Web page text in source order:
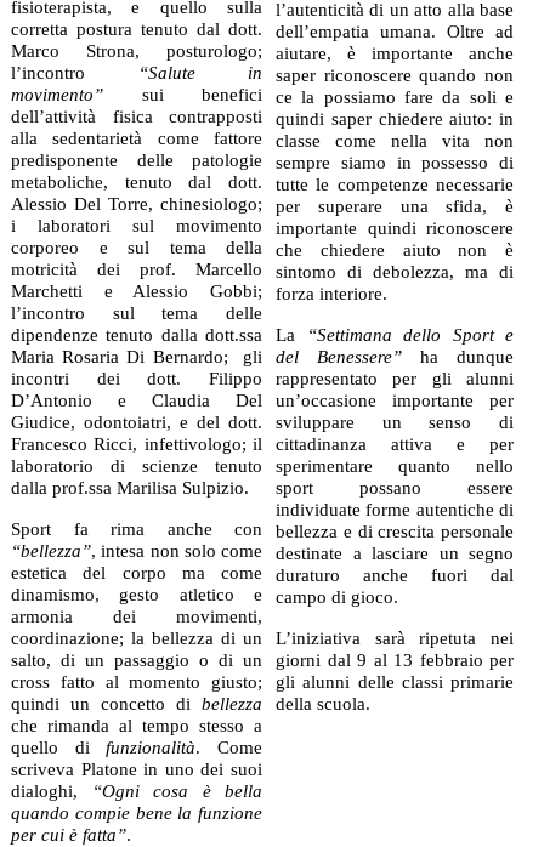
fisioterapista, e quello sulla
corretta postura tenuto dal dott.
Marco Strona, posturologo;
l’incontro
“Salute in
movimento” sui benefici
dell’attività fisica contrapposti
alla sedentarietà come fattore
predisponente delle patologie
metaboliche, tenuto dal dott.
Alessio Del Torre, chinesiologo;
i laboratori sul movimento
corporeo e sul tema della
motricità dei prof. Marcello
Marchetti e Alessio Gobbi;
l’incontro sul tema delle
dipendenze tenuto dalla dott.ssa
Maria Rosaria Di Bernardo;
gli
incontri dei dott. Filippo
D’Antonio e Claudia Del
Giudice, odontoiatri, e del dott.
Francesco Ricci, infettivologo; il
laboratorio di scienze tenuto
dalla prof.ssa Marilisa Sulpizio.
Sport fa rima anche con
“bellezza”, intesa non solo come
estetica del corpo ma come
dinamismo, gesto atletico e
armonia dei movimenti,
coordinazione; la bellezza di un
salto, di un passaggio o di un
cross fatto al momento giusto;
quindi un concetto di bellezza
che rimanda al tempo stesso a
quello difunzionalità. Come
scriveva Platone in uno dei suoi
dialoghi,
“Ogni cosa è bella
quando compie bene la funzione
per cui è fatta”.
l’autenticità di un atto alla base
dell’empatia umana. Oltre ad
aiutare, è importante anche
saper riconoscere quando non
ce la possiamo fare da soli e
quindi saper chiedere aiuto: in
classe come nella vita non
sempre siamo in possesso di
tutte le competenze necessarie
per superare una sfida, è
importante quindi riconoscere
che chiedere aiuto non è
sintomo di debolezza, ma di
forza interiore.
La
“Settimana dello Sport e
del Benessere” ha dunque
rappresentato per gli alunni
un’occasione importante per
sviluppare un senso di
cittadinanza attiva e per
sperimentare quanto nello
sport possano essere
individuate forme autentiche di
bellezza e di crescita personale
destinate a lasciare un segno
duraturo anche fuori dal
campo di gioco.
L’iniziativa sarà ripetuta nei
giorni dal 9 al 13 febbraio per
gli alunni delle classi primarie
della scuola.